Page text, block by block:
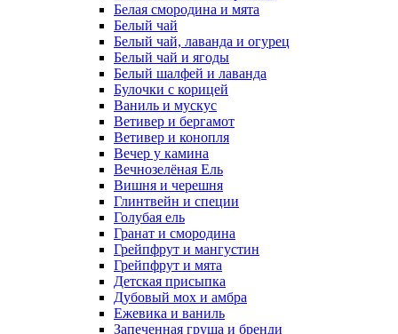
Белая смородина и мята
Белый чай
Белый чай, лаванда и огурец
Белый чай и ягоды
Белый шалфей и лаванда
Булочки с корицей
Ваниль и мускус
Ветивер и бергамот
Ветивер и конопля
Вечер у камина
Вечнозелёная Ель
Вишня и черешня
Глинтвейн и специи
Голубая ель
Гранат и смородина
Грейпфрут и мангустин
Грейпфрут и мята
Детская присыпка
Дубовый мох и амбра
Ежевика и ваниль
Запеченная груша и бренди